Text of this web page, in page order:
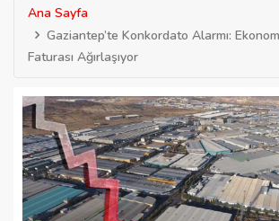
Ana Sayfa
Gaziantep’te Konkordato Alarmı:
Faturası Ağırlaşıyor